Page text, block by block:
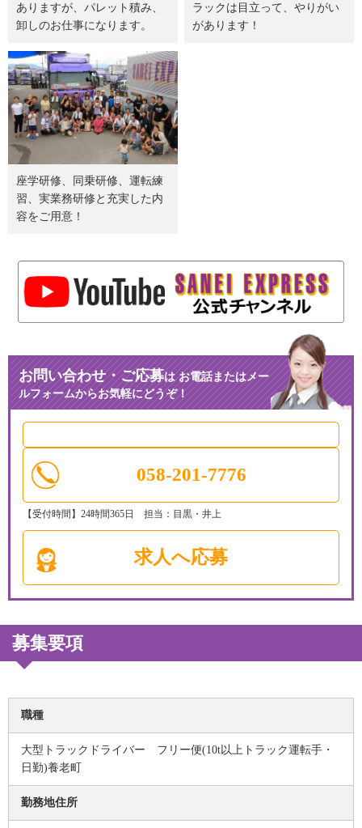
ありますが、パレット積み、
卸しのお仕事になります。
ラックは目立って、やりがい
があります！
座学研修、同乗研修、運転練
習、実業務研修と充実した内
容をご用意！
お問い合わせ・ご応募はお電話またはメー
ルフォームからお気軽にどうぞ！
058-201-7776
【受付時間】24時間365日 担当：目黒・井上
求人へ応募
募集要項
職種
大型トラックドライバー フリー便(10t以上トラック運転手・
日勤)養老町
勤務地住所